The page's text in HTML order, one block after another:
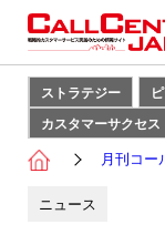
ストラテジー
カスタマーサクセス
月刊コー
ニュース